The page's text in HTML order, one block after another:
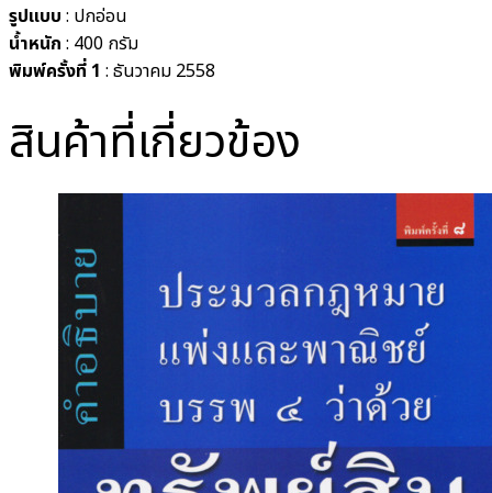
รูปแบบ : ปกอ่อน
น้ำหนัก : 400 กรัม
พิมพ์ครั้งที่ 1 : ธันวาคม 2558
สินค้าที่เกี่ยวข้อง